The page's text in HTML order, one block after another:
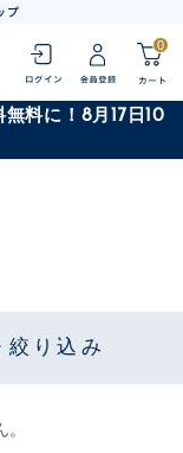
プ
0
料に！8月17日10
絞り込み